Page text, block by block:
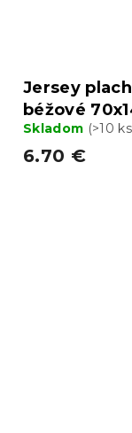
Jersey
béžové
Skladom (>10
6.70 €